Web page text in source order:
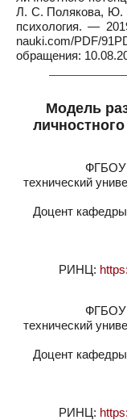
Л. С. Полякова, Ю.
психология. —
nauki.com/
обращения:
Модель
ФГБОУ
технический
Доцент
РИНЦ:
ФГБОУ
технический
Доцент
РИНЦ: